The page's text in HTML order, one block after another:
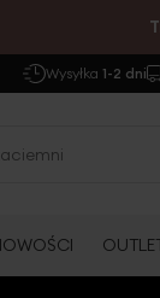
Wysyłka 1-2 dni